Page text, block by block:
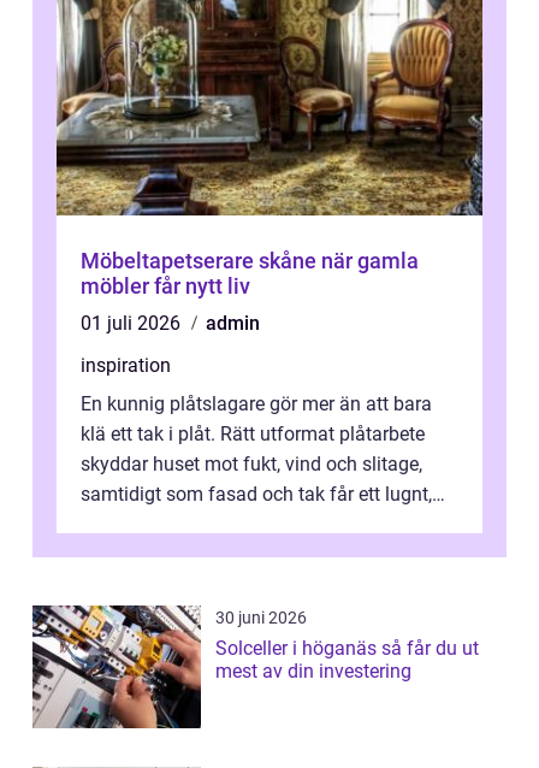
Möbeltapetserare skåne när gamla
möbler får nytt liv
01 juli 2026
admin
inspiration
En kunnig plåtslagare gör mer än att bara
klä ett tak i plåt. Rätt utformat plåtarbete
skyddar huset mot fukt, vind och slitage,
samtidigt som fasad och tak får ett lugnt,
30 juni 2026
Solceller i höganäs så får du ut
mest av din investering